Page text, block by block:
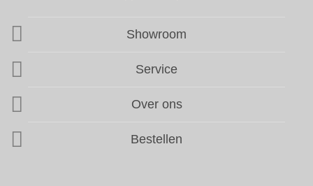
Showroom
Service
Over ons
Bestellen